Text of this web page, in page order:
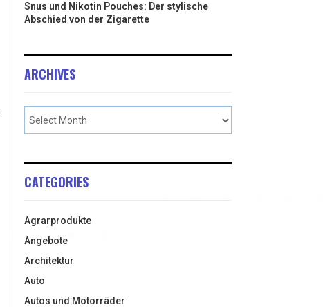
Snus und Nikotin Pouches: Der stylische
Abschied von der Zigarette
ARCHIVES
CATEGORIES
Agrarprodukte
Angebote
Architektur
Auto
Autos und Motorräder